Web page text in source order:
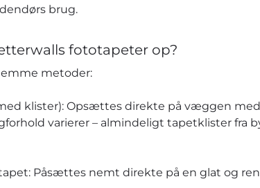
brug.
fototapeter op?
metoder:
klister): Opsættes direkte på væggen
varierer – almindeligt tapetklister fra
Påsættes nemt direkte på en glat og